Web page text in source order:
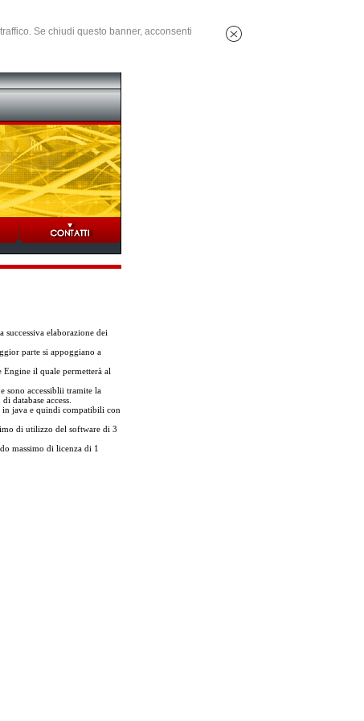
Se chiudi questo banner, acconsenti
elaborazione dei
parte si appoggiano a
il quale permetterà al
sono accessiblii tramite la
database access.
in java e quindi compatibili con
di utilizzo del software di 3
massimo di licenza di 1